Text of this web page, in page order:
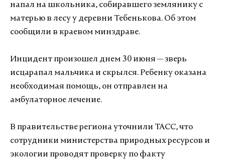
напал на школьника, собиравшего землянику с
матерью в лесу у деревни Тебенькова. Об этом
сообщили в краевом минздраве.
Инцидент произошел днем 30 июня — зверь
исцарапал мальчика и скрылся. Ребенку оказана
необходимая помощь, он отправлен на
амбулаторное лечение.
В правительстве региона уточнили ТАСС, что
сотрудники министерства природных ресурсов и
экологии проводят проверку по факту